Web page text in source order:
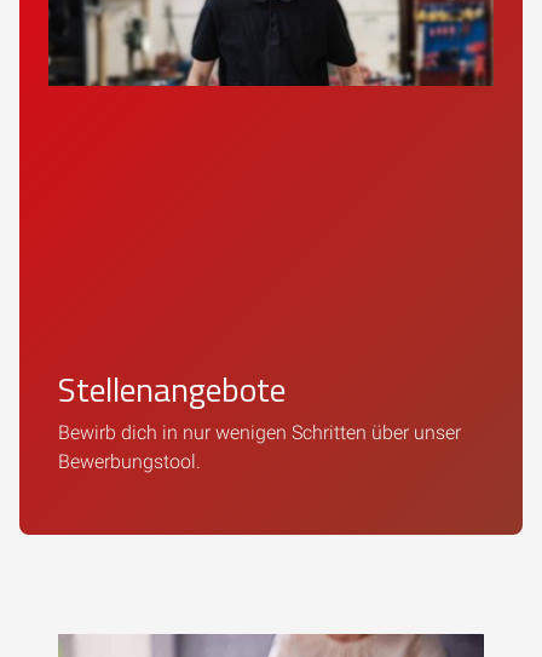
Stellenangebote
Bewirb dich in nur wenigen Schritten über unser
Bewerbungstool.